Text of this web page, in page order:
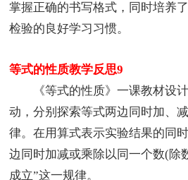
掌握正确的书写格式，同时培养
检验的良好学习习惯。
等式的性质教学反思9
《等式的性质》一课教材设计
动，分别探索等式两边同时加、
律。在用算式表示实验结果的同
边同时加减或乘除以同一个数(除
成立”这一规律。